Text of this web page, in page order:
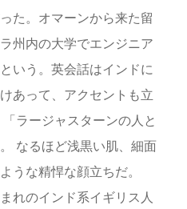
た。オマーンから来た留
州内の大学でエンジニア
いう。英会話はインドに
あって、アクセントも立
ラージャスターンの人と
なるほど浅黒い肌、細面
うな精悍な顔立ちだ。
れのインド系イギリス人